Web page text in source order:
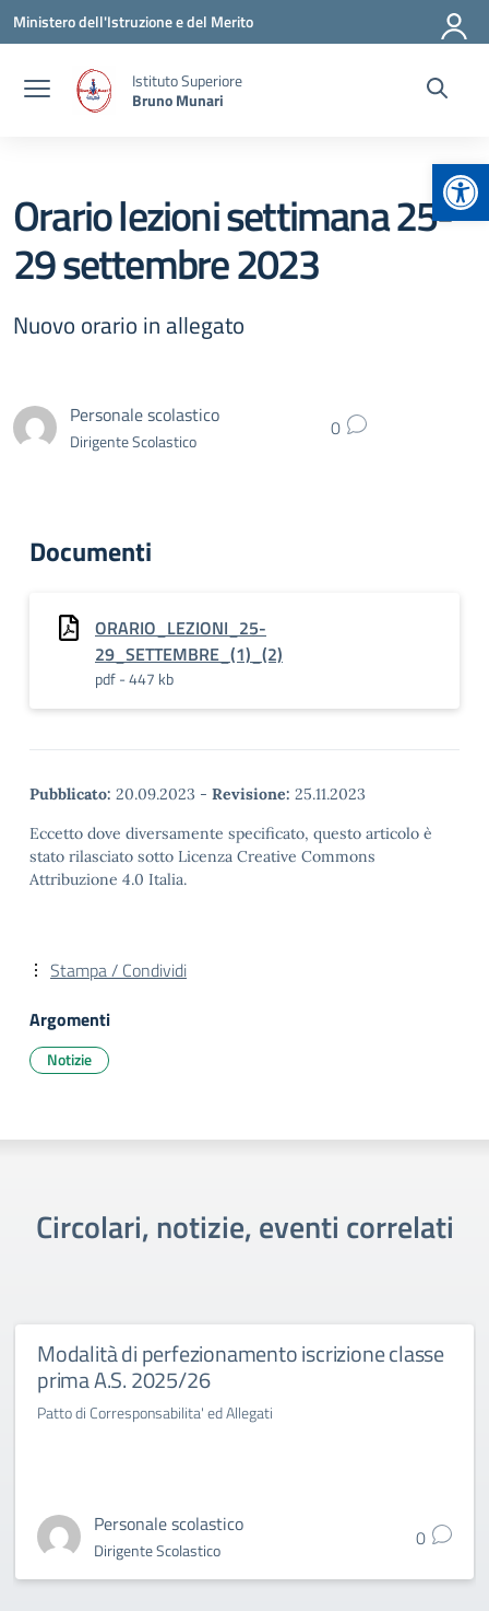
Vai ai contenuti
Vai al menu di navigazione
Vai al footer
Ministero dell'Istruzione e del Merito
Istituto Superiore
Bruno Munari
Orario lezioni settimana 25-
29 settembre 2023
Nuovo orario in allegato
Personale scolastico
Dirigente Scolastico 0
Documenti
ORARIO_LEZIONI_25-
29_SETTEMBRE_(1)_(2)
pdf - 447 kb
Pubblicato: 20.09.2023 - Revisione: 25.11.2023
Eccetto dove diversamente specificato, questo articolo è
stato rilasciato sotto Licenza Creative Commons
Attribuzione 4.0 Italia.
Stampa / Condividi
Argomenti
Notizie
Circolari, notizie, eventi correlati
Modalità di perfezionamento iscrizione classe
prima A.S. 2025/26
Patto di Corresponsabilita' ed Allegati
Personale scolastico
Dirigente Scolastico 0